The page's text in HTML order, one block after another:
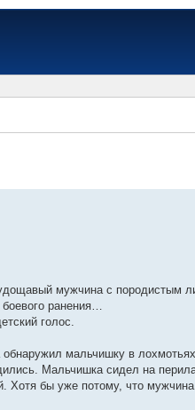
мужчина с породистым
ранения…
голос.
мальчишку в
Мальчишка сидел на
Хотя бы уже потому, что